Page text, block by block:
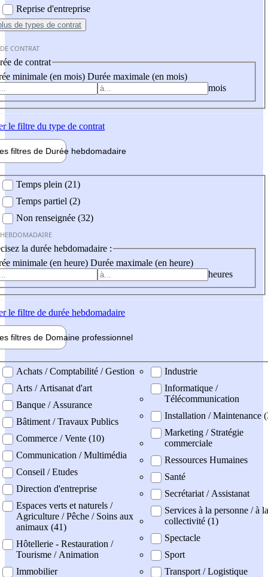
Reprise d'entreprise
de types de contrat
CONTRAT
de contrat
minimale (en mois) Durée maximale (en mois)
mois
le filtre du type de contrat
filtres de Durée hebdomadaire
Temps plein (21)
Temps partiel (2)
Non renseignée (32)
la durée hebdomadaire :
minimale (en heure) Durée maximale (en heure)
heures
le filtre de durée hebdomadaire
filtres de Domaine professionnel
professionel
Achats / Comptabilité / Gestion
Arts / Artisanat d'art
Banque / Assurance
Bâtiment / Travaux Publics
Commerce / Vente (10)
Communication / Multimédia
Conseil / Etudes
Direction d'entreprise
Espaces verts et naturels /
Agriculture / Pêche / Soins aux
animaux (41)
Hôtellerie - Restauration /
Tourisme / Animation
Immobilier
Industrie
Informatique /
Télécommunication
Installation / Maintenance
Marketing / Stratégie
commerciale
Ressources Humaines
Santé
Secrétariat / Assistanat
Services à la personne / à la
collectivité (1)
Spectacle
Sport
Transport / Logistique